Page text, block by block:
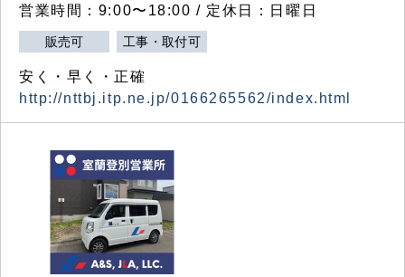
営業時間：9:00〜18:00 / 定休日：日曜日
販売可 工事・取付可
安く・早く・正確
http://nttbj.itp.ne.jp/0166265562/index.html